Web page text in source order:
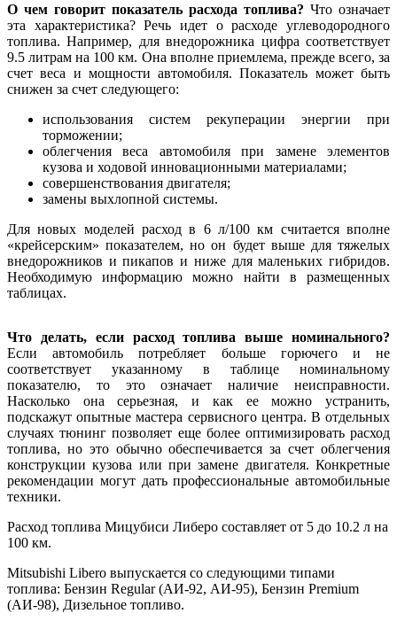
О чем говорит показатель расхода топлива? Что означает
эта характеристика? Речь идет о расходе углеводородного
топлива. Например, для внедорожника цифра соответствует
9.5 литрам на 100 км. Она вполне приемлема, прежде всего, за
счет веса и мощности автомобиля. Показатель может быть
снижен за счет следующего:
использования систем рекуперации энергии при
торможении;
облегчения веса автомобиля при замене элементов
кузова и ходовой инновационными материалами;
совершенствования двигателя;
замены выхлопной системы.
Для новых моделей расход в 6 л/100 км считается вполне
«крейсерским» показателем, но он будет выше для тяжелых
внедорожников и пикапов и ниже для маленьких гибридов.
Необходимую информацию можно найти в размещенных
таблицах.
Что делать, если расход топлива выше номинального?
Если автомобиль потребляет больше горючего и не
соответствует указанному в таблице номинальному
показателю, то это означает наличие неисправности.
Насколько она серьезная, и как ее можно устранить,
подскажут опытные мастера сервисного центра. В отдельных
случаях тюнинг позволяет еще более оптимизировать расход
топлива, но это обычно обеспечивается за счет облегчения
конструкции кузова или при замене двигателя. Конкретные
рекомендации могут дать профессиональные автомобильные
техники.
Расход топлива Мицубиси Либеро составляет от 5 до 10.2 л на
100 км.
Mitsubishi Libero выпускается со следующими типами
топлива: Бензин Regular (АИ-92, АИ-95), Бензин Premium
(АИ-98), Дизельное топливо.